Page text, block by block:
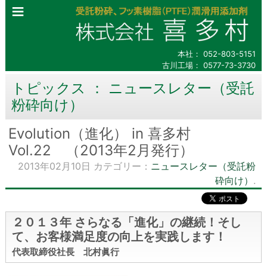
本社：052-803-5151
古川工場：0577-73-3730
トピックス ： ニュースレター（受託
粉砕向け）
Evolution（進化） in 喜多村
Vol.22 （2013年2月発行）
2013年02月10日 カテゴリー： ニュースレター（受託粉
砕向け） .
２０１３年 さらなる「進化」の継続！そし
て、お客様満足度の向上を実践します！
代表取締役社長 北村眞行